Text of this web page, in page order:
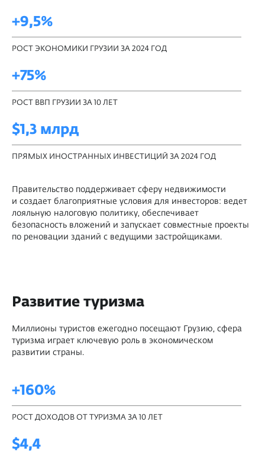
+9,5%
РОСТ ЭКОНОМИКИ ГРУЗИИ ЗА 2024 ГОД
+75%
РОСТ ВВП ГРУЗИИ ЗА 10 ЛЕТ
$1,3 млрд
ПРЯМЫХ ИНОСТРАННЫХ ИНВЕСТИЦИЙ ЗА 2024 ГОД
Правительство поддерживает сферу недвижимости
и создает благоприятные условия для инвесторов: ведет
лояльную налоговую политику, обеспечивает
безопасность вложений и запускает совместные проекты
по реновации зданий с ведущими застройщиками.
Развитие туризма
Миллионы туристов ежегодно посещают Грузию, сфера
туризма играет ключевую роль в экономическом
развитии страны.
+160%
РОСТ ДОХОДОВ ОТ ТУРИЗМА ЗА 10 ЛЕТ
$4,4